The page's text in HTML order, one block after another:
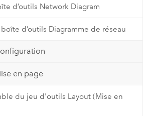
d’outils Network Diagram
d’outils Diagramme de réseau
en page
du jeu d'outils Layout (Mise en